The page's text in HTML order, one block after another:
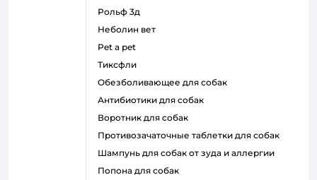
рольф 3д
неболин вет
pet a pet
тиксфли
обезболивающее для собак
антибиотики для собак
воротник для собак
противозачаточные таблетки для собак
шампунь для собак от зуда и аллергии
попона для собак